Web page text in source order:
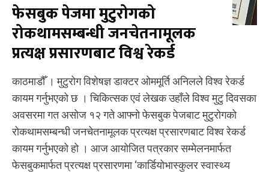
फेसबुक पेजमा मुटुरोगको
रोकथामसम्बन्धी जनचेतनामूलक
प्रत्यक्ष प्रसारणबाट विश्व रेकर्ड
काठमाडौँ । मुटुरोग विशेषज्ञ डाक्टर ओममूर्ति अनिलले विश्व रेकर्ड
कायम गर्नुभएको छ । चिकित्सक एवं लेखक उहाँले विश्व मुटु दिवसका
अवसरमा गत असोज १२ गते आफ्नो फेसबुक पेजबाट मुटुरोगको
रोकथामसम्बन्धी जनचेतनामूलक प्रत्यक्ष प्रसारणबाट विश्व रेकर्ड
कायम गर्नुभएको हो । आज आयोजित पत्रकार सम्मेलनमार्फत
फेसबुकमार्फत प्रत्यक्ष प्रसारणमा ‘कार्डियोभास्कुलर स्वास्थ्य